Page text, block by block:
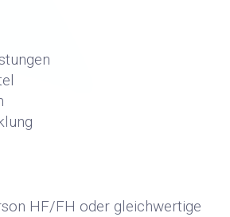
HF/FH oder gleichwertige